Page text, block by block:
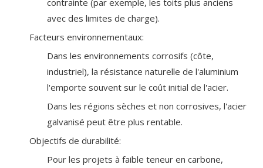
contrainte (par exemple, les toits plus anciens
avec des limites de charge).
Facteurs environnementaux:
Dans les environnements corrosifs (côte,
industriel), la résistance naturelle de l'aluminium
l'emporte souvent sur le coût initial de l'acier.
Dans les régions sèches et non corrosives, l'acier
galvanisé peut être plus rentable.
Objectifs de durabilité:
Pour les projets à faible teneur en carbone,